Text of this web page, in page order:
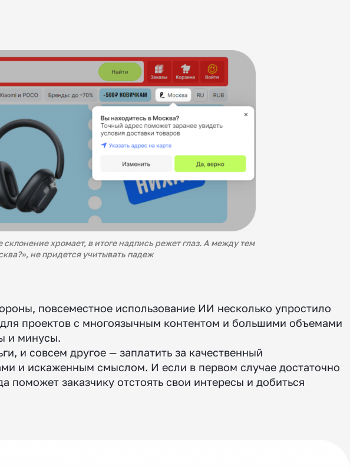
хромает, в итоге надпись режет глаз. А между тем
не придется учитывать падеж
повсеместное использование ИИ несколько упростило
проектов с многоязычным контентом и большими объемами
и минусы.
и совсем другое — заплатить за качественный
и искаженным смыслом. И если в первом случае достаточно
поможет заказчику отстоять свои интересы и добиться